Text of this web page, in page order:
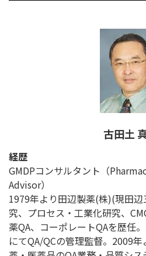
古田土
経歴
GMDPコンサルタント（
Advisor）
1979年より田辺製薬(株)(現田
究、プロセス・工業化研究、
薬QA、コーポレートQAを歴任
にてQA/QCの管理監督。2009